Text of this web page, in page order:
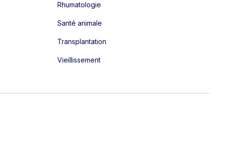
Rhumatologie
Santé animale
Transplantation
Vieillissement